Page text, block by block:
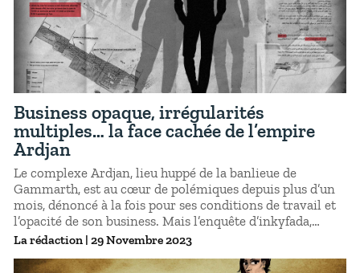
Business opaque, irrégularités
multiples… la face cachée de l’empire
Ardjan
Le complexe Ardjan, lieu huppé de la banlieue de
Gammarth, est au cœur de polémiques depuis plus d’un
mois, dénoncé à la fois pour ses conditions de travail et
l’opacité de son business. Mais l’enquête d’inkyfada,
menée pendant plusieurs mois, révèle que les
La rédaction | 29 Novembre 2023